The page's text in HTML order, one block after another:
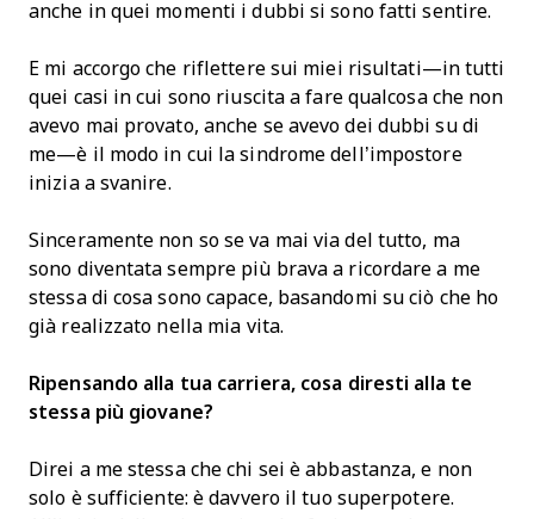
anche in quei momenti i dubbi si sono fatti sentire.
E mi accorgo che riflettere sui miei risultati—in tutti
quei casi in cui sono riuscita a fare qualcosa che non
avevo mai provato, anche se avevo dei dubbi su di
me—è il modo in cui la sindrome dell’impostore
inizia a svanire.
Sinceramente non so se va mai via del tutto, ma
sono diventata sempre più brava a ricordare a me
stessa di cosa sono capace, basandomi su ciò che ho
già realizzato nella mia vita.
Ripensando alla tua carriera, cosa diresti alla te
stessa più giovane?
Direi a me stessa che chi sei è abbastanza, e non
solo è sufficiente: è davvero il tuo superpotere.